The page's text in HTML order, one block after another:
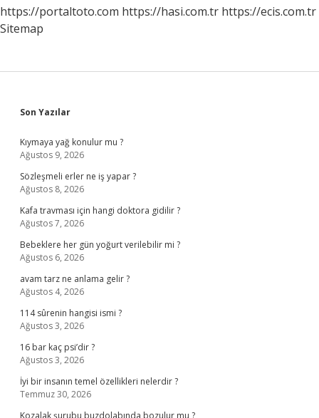
https://portaltoto.com https://hasi.com.tr https://ecis.com.tr
Sitemap
Sidebar
Son Yazılar
Kıymaya yağ konulur mu ?
Ağustos 9, 2026
Sözleşmeli erler ne iş yapar ?
Ağustos 8, 2026
Kafa travması için hangi doktora gidilir ?
Ağustos 7, 2026
Bebeklere her gün yoğurt verilebilir mi ?
Ağustos 6, 2026
avam tarz ne anlama gelir ?
Ağustos 4, 2026
114 sûrenin hangisi ismi ?
Ağustos 3, 2026
16 bar kaç psi’dir ?
Ağustos 3, 2026
İyi bir insanın temel özellikleri nelerdir ?
Temmuz 30, 2026
Kozalak şurubu buzdolabında bozulur mu ?